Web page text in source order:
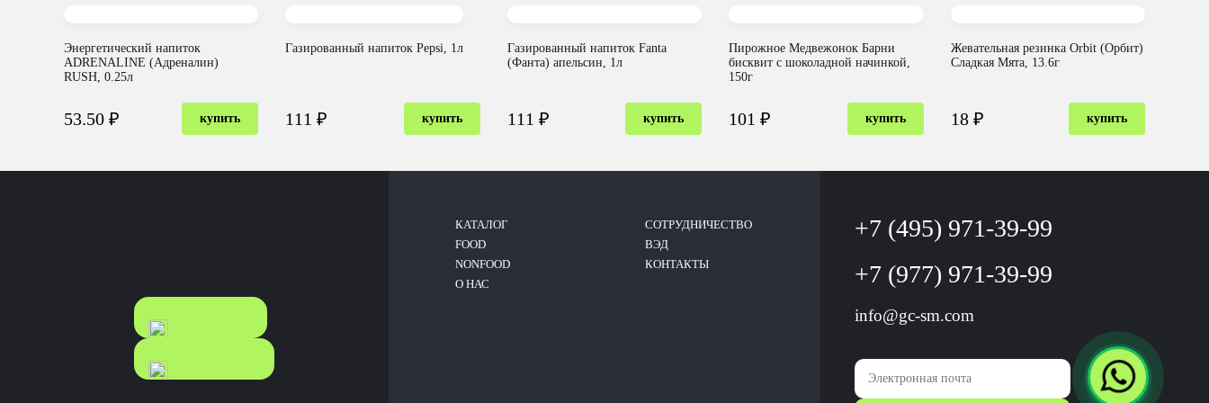
Энергетический напиток
ADRENALINE (Адреналин)
RUSH, 0.25л
53.50 ₽ купить
Газированный напиток Pepsi, 1л
111 ₽ купить
Газированный напиток Fanta
(Фанта) апельсин, 1л
111 ₽ купить
Пирожное Медвежонок Барни
бисквит с шоколадной начинкой,
150г
101 ₽ купить
Жевательная резинка Orbit (Орбит)
Сладкая Мята, 13.6г
18 ₽ купить
КАТАЛОГ
CОТРУДНИЧЕСТВО
FOOD
ВЭД
NONFOOD
КОНТАКТЫ
О НАС
+7 (495) 971-39-99
+7 (977) 971-39-99
info@gc-sm.com